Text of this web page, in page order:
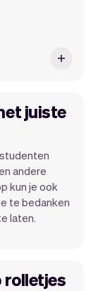
juiste
andere
kun je ook
te bedanken
laten.
rolletjes